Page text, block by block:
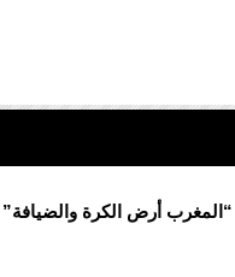
أرض الكرة والضيافة”